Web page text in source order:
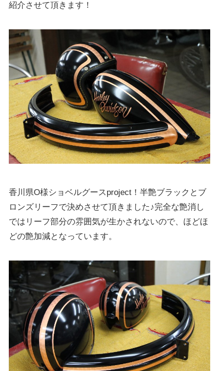
紹介させて頂きます！
香川県O様ショベルグースproject！半艶ブラックとブ
ロンズリーフで決めさせて頂きました♪完全な艶消し
ではリーフ部分の雰囲気が生かされないので、ほどほ
どの艶加減となっています。